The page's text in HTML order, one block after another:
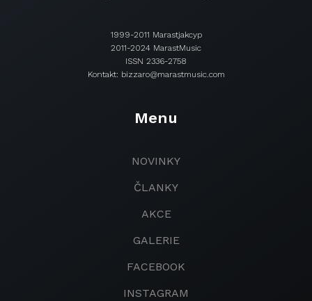
1999-2011 Marastjakcyp
2011-2024 MarastMusic
ISSN 2336-2758
Kontakt: bizzaro@marastmusic.com
Menu
NOVINKY
ČLANKY
AKCE
GALERIE
FACEBOOK
INSTAGRAM